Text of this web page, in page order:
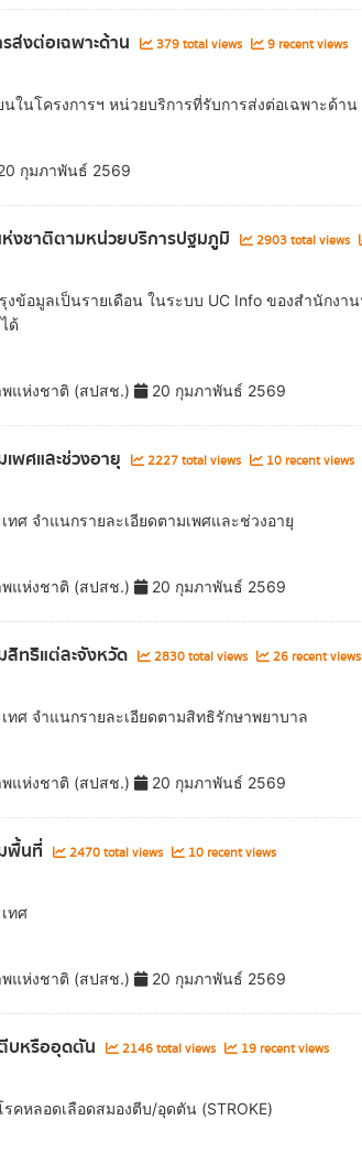
ส่งต่อเฉพาะด้าน 379 total views 9 recent views
นโครงการฯ หน่วยบริการที่รับการส่งต่อเฉพาะด้าน
กุมภาพันธ์ 2569
งชาติตามหน่วยบริการปฐมภููมิ 2903 total views
ข้อมูลเป็นรายเดือน ในระบบ UC Info ของสำนักงา
ด้
แห่งชาติ (สปสช.) 20 กุมภาพันธ์ 2569
พศและช่วงอายุ 2227 total views 10 recent views
ศ จำแนกรายละเอียดตามเพศและช่วงอายุ
แห่งชาติ (สปสช.) 20 กุมภาพันธ์ 2569
สิทธิแต่ละจังหวัด 2830 total views 26 recent views
ศ จำแนกรายละเอียดตามสิทธิรักษาพยาบาล
แห่งชาติ (สปสช.) 20 กุมภาพันธ์ 2569
พื้นที่ 2470 total views 10 recent views
ทศ
แห่งชาติ (สปสช.) 20 กุมภาพันธ์ 2569
บหรืออุดตัน 2146 total views 19 recent views
คหลอดเลือดสมองตีบ/อุดตัน (STROKE)